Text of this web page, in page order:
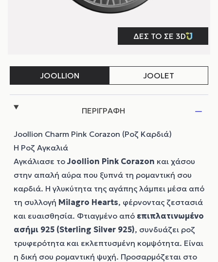
ΠΕΡΙΓΡΑΦΗ
Joollion Charm Pink Corazon (Ροζ Καρδιά)
Η Ροζ Αγκαλιά
Αγκάλιασε τοJoollion Pink Corazon και χάσου
στην απαλή αύρα που ξυπνά τη ρομαντική σου
καρδιά. Η γλυκύτητα της αγάπης λάμπει μέσα από
τη συλλογή Milagro Hearts, φέρνοντας ζεστασιά
και ευαισθησία. Φτιαγμένο από επιπλατινωμένο
ασήμι 925 (Sterling Silver 925), συνδυάζει ροζ
τρυφερότητα και εκλεπτυσμένη κομψότητα. Είναι
η δική σου ρομαντική ψυχή. Προσαρμόζεται στο